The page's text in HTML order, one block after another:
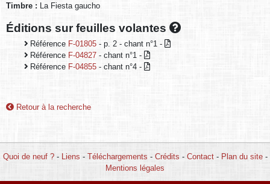
Timbre : La Fiesta gaucho
Éditions sur feuilles volantes
Référence F-01805 - p. 2 - chant n°1 -
Référence F-04827 - chant n°1 -
Référence F-04855 - chant n°4 -
Retour à la recherche
Quoi de neuf ?- Liens - Téléchargements - Crédits - Contact- Plan du site-
Mentions légales